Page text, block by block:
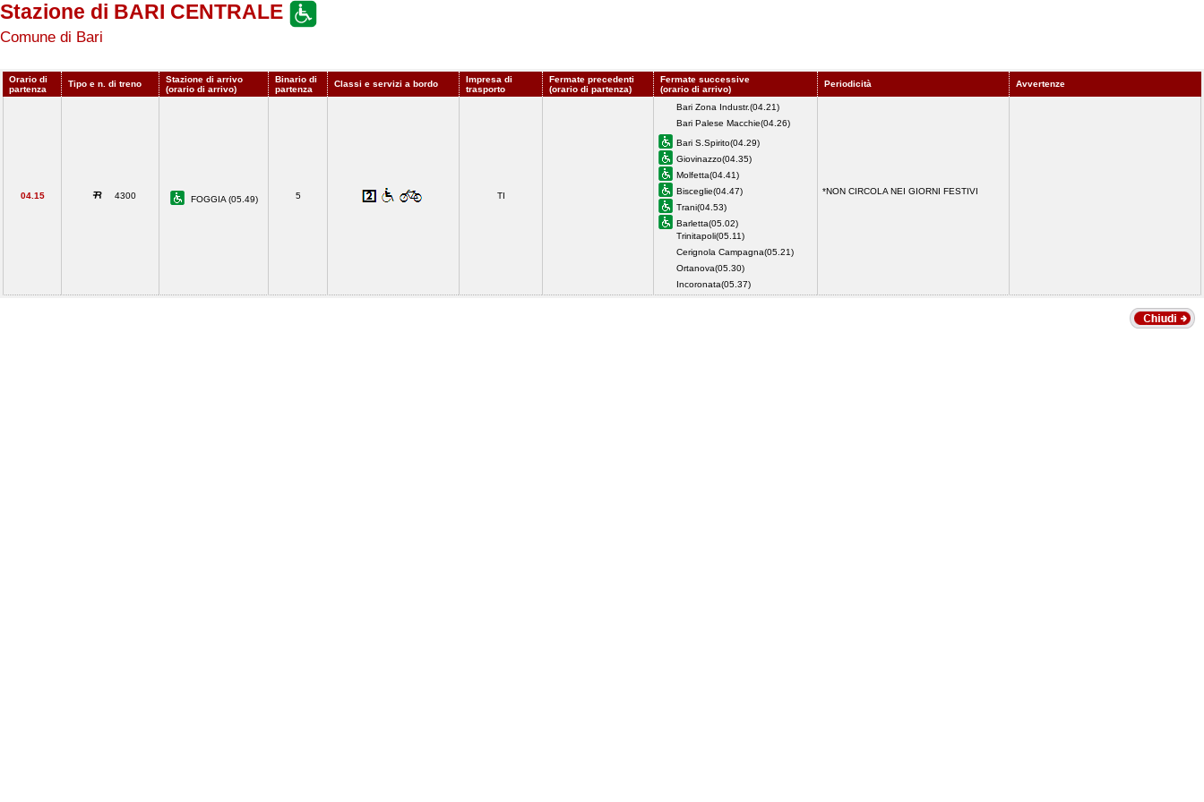
Stazione di BARI CENTRALE
Comune di Bari
Orario di
partenza
Tipo e n. di treno
Stazione di arrivo
(orario di arrivo)
Binario di
partenza
Classi e servizi a bordo
Impresa di
trasporto
Fermate precedenti
(orario di partenza)
Fermate successive
(orario di arrivo)
Periodicità Avvertenze
04.15 4300 FOGGIA (05.49) 5 TI
Bari Zona Industr.(04.21)
Bari Palese Macchie(04.26)
Bari S.Spirito(04.29)
Giovinazzo(04.35)
Molfetta(04.41)
Bisceglie(04.47)
Trani(04.53)
Barletta(05.02)
Trinitapoli(05.11)
Cerignola Campagna(05.21)
Ortanova(05.30)
Incoronata(05.37)
*NON CIRCOLA NEI GIORNI FESTIVI